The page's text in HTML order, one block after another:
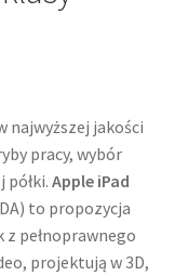
najwyższej jakości
pracy, wybór
półki. Apple iPad
to propozycja
pełnoprawnego
projektują w 3D,